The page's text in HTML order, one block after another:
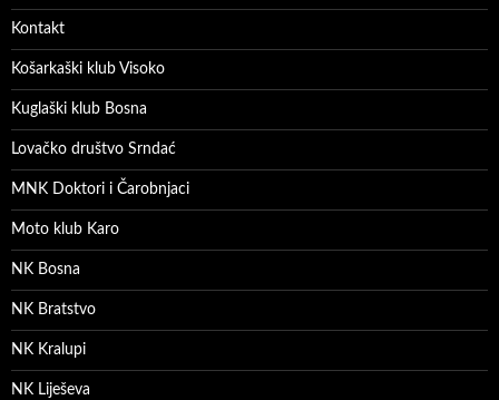
Kontakt
Košarkaški klub Visoko
Kuglaški klub Bosna
Lovačko društvo Srndać
MNK Doktori i Čarobnjaci
Moto klub Karo
NK Bosna
NK Bratstvo
NK Kralupi
NK Liješeva